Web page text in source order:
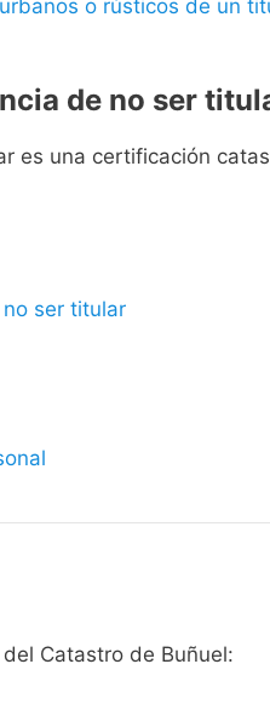
o rústicos de un
de no ser
es una certificación
ser titular
Catastro de Buñuel: